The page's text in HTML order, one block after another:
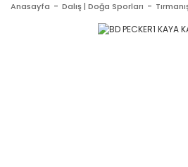
Anasayfa Dalış | Doğa Sporları